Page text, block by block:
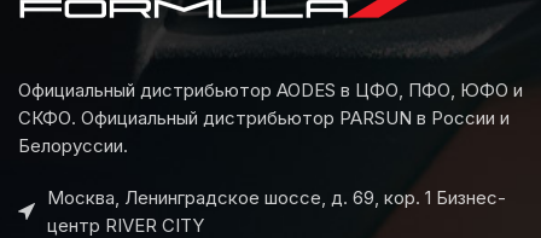
Официальный дистрибьютор AODES в ЦФО, ПФО, ЮФО и
СКФО. Официальный дистрибьютор PARSUN в России и
Белоруссии.
Москва, Ленинградское шоссе, д. 69, кор. 1 Бизнес-
центр RIVER CITY